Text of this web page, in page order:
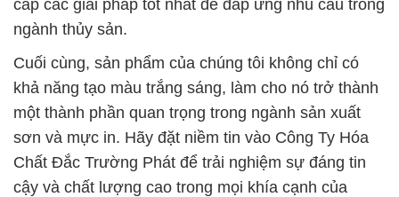
cấp các giải pháp tốt nhất để đáp ứng nhu cầu trong
ngành thủy sản.
Cuối cùng, sản phẩm của chúng tôi không chỉ có
khả năng tạo màu trắng sáng, làm cho nó trở thành
một thành phần quan trọng trong ngành sản xuất
sơn và mực in. Hãy đặt niềm tin vào Công Ty Hóa
Chất Đắc Trường Phát để trải nghiệm sự đáng tin
cậy và chất lượng cao trong mọi khía cạnh của